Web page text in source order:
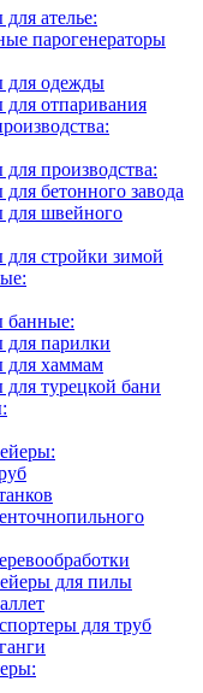
ателье:
парогенераторы
для одежды
для отпаривания
производства:
бетонного завода
для швейного
для стройки зимой
банные:
для парилки
для хаммам
турецкой бани
для пилы
для труб